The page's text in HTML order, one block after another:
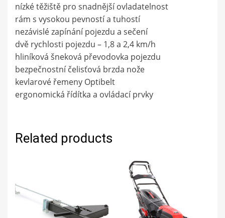
nízké těžiště pro snadnější ovladatelnost
rám s vysokou pevností a tuhostí
nezávislé zapínání pojezdu a sečení
dvě rychlosti pojezdu – 1,8 a 2,4 km/h
hliníková šneková převodovka pojezdu
bezpečnostní čelisťová brzda nože
kevlarové řemeny Optibelt
ergonomická řídítka a ovládací prvky
Related products